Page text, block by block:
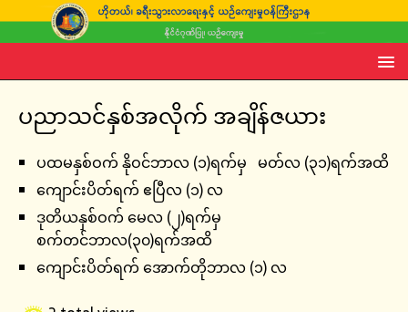
ပညာသင်နှစ်အလိုက် အချိန်ဇယား
ပထမနှစ်ဝက် နိုဝင်ဘာလ (၁)ရက်မှ မတ်လ (၃၁)ရက်အထိ
ကျောင်းပိတ်ရက် ဧပြီလ (၁) လ
ဒုတိယနှစ်ဝက် မေလ (၂)ရက်မှ
စက်တင်ဘာလ(၃၀)ရက်အထိ
ကျောင်းပိတ်ရက် အောက်တိုဘာလ (၁) လ